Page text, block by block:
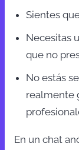
Sientes
Necesitas
que no
No estás
realmente
En un chat